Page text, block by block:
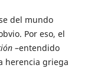
del mundo
Por eso, el
–entendido
herencia griega